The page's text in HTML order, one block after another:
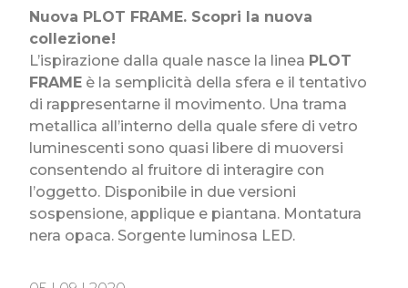
Nuova PLOT FRAME. Scopri la nuova
collezione!
L’ispirazione dalla quale nasce la linea PLOT
FRAME è la semplicità della sfera e il tentativo
di rappresentarne il movimento. Una trama
metallica all’interno della quale sfere di vetro
luminescenti sono quasi libere di muoversi
consentendo al fruitore di interagire con
l’oggetto. Disponibile in due versioni
sospensione, applique e piantana. Montatura
nera opaca. Sorgente luminosa LED.